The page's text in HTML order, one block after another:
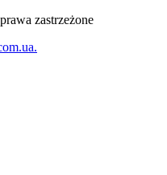
zastrzeżone
.